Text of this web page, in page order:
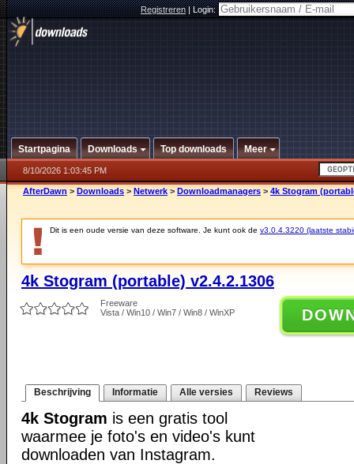
Registreren|Login:
Startpagina Downloads Top downloads Meer
8/10/2026 1:03:45 PM
AfterDawn > Downloads > Netwerk > Downloadmanagers > 4k Stogram
Dit is een oude versie van deze software. Je kunt ook de v3.0.4.3220 (laatste
4k Stogram (portable) v2.4.2.1306
Freeware
Vista / Win10 / Win7 / Win8 / WinXP
Beschrijving Informatie Alle versies Reviews
4k Stogram is een gratis tool
waarmee je foto's en video's kunt
downloaden van Instagram.